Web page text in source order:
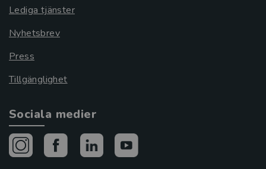
Lediga tjänster
Nyhetsbrev
Press
Tillgänglighet
Sociala medier